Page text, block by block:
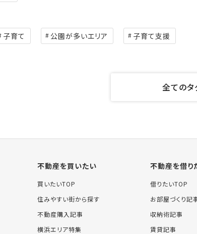
子育て 公園が多いエリア 子育て支援
全てのタ
不動産を買いたい
買いたいTOP
住みやすい街から探す
不動産購入記事
横浜エリア特集
不動産を借り
借りたいTOP
お部屋づくり記
収納術記事
賃貸記事